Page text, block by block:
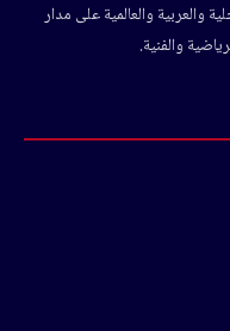
والعربية والعالمية على مدار
والفنية.